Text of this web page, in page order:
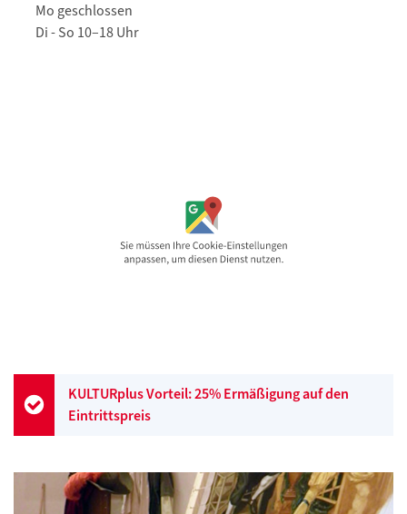
Mo geschlossen
Di - So 10–18 Uhr
KULTURplus Vorteil: 25% Ermäßigung auf den
Eintrittspreis